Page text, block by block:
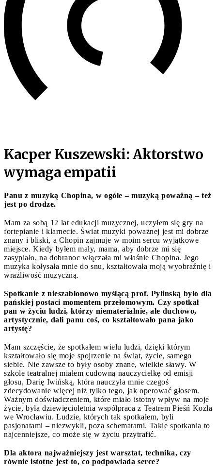
Kacper Kuszewski: Aktorstwo
wymaga empatii
Panu z muzyką Chopina, w ogóle – muzyką poważną – też
jest po drodze.
Mam za sobą 12 lat edukacji muzycznej, uczyłem się gry na
fortepianie i klarnecie. Świat muzyki poważnej jest mi dobrze
znany i bliski, a Chopin zajmuje w moim sercu wyjątkowe
miejsce. Kiedy byłem mały, mama, aby dobrze mi się
zasypiało, na dobranoc włączała mi właśnie Chopina. Jego
muzyka kołysała mnie do snu, kształtowała moją wyobraźnię i
wrażliwość muzyczną.
Spotkanie z nieszablonowo myślącą prof. Pylinską było dla
pańskiej postaci momentem przełomowym. Czy spotkał
pan w życiu ludzi, którzy niematerialnie, ale duchowo,
artystycznie, dali panu coś, co kształtowało pana jako
artystę?
Mam szczęście, że spotkałem wielu ludzi, dzięki którym
kształtowało się moje spojrzenie na świat, życie, samego
siebie. Nie zawsze to były osoby znane, wielkie sławy. W
szkole teatralnej miałem cudowną nauczycielkę od emisji
głosu, Darię Iwińską, która nauczyła mnie czegoś
zdecydowanie więcej niż tylko tego, jak operować głosem.
Ważnym doświadczeniem, które miało istotny wpływ na moje
życie, była dziewięcioletnia współpraca z Teatrem Pieśń Kozła
we Wrocławiu. Ludzie, których tak spotkałem, byli
pasjonatami – niezwykli, poza schematami. Takie spotkania to
najcenniejsze, co może się w życiu przytrafić.
Dla aktora najważniejszy jest warsztat, technika, czy
równie istotne jest to, co podpowiada serce?